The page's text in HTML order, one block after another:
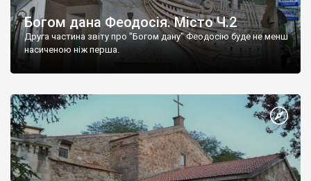
Богом дана Феодосія. Місто Ч.2
Друга частина звіту про "Богом дану" Феодосію буде не менш
насиченою ніж перша.